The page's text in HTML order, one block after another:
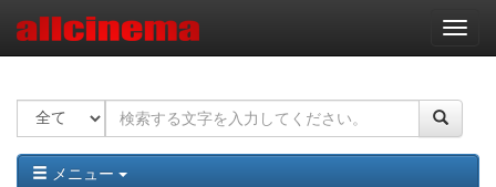
ナ
ビ
ー
ョ
ン
メニュー